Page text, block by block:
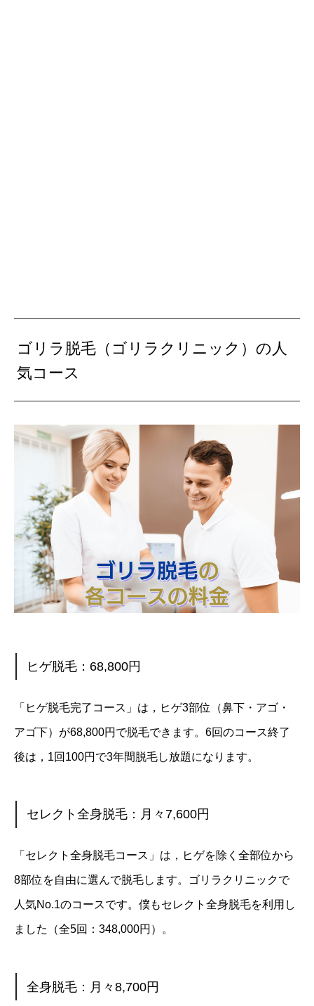
ゴリラ脱毛（ゴリラクリニック）の人
気コース
ヒゲ脱毛：68,800円
「ヒゲ脱毛完了コース」は，ヒゲ3部位（鼻下・アゴ・
アゴ下）が68,800円で脱毛できます。6回のコース終了
後は，1回100円で3年間脱毛し放題になります。
セレクト全身脱毛：月々7,600円
「セレクト全身脱毛コース」は，ヒゲを除く全部位から
8部位を自由に選んで脱毛します。ゴリラクリニックで
人気No.1のコースです。僕もセレクト全身脱毛を利用し
ました（全5回：348,000円）。
全身脱毛：月々8,700円